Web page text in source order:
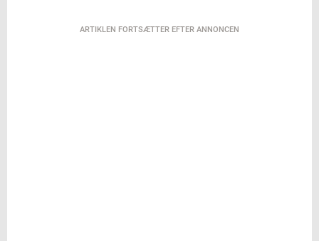
ARTIKLEN FORTSÆTTER EFTER ANNONCEN